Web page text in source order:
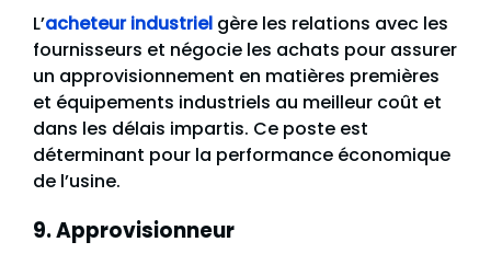
L’acheteur industriel gère les relations avec les
fournisseurs et négocie les achats pour assurer
un approvisionnement en matières premières
et équipements industriels au meilleur coût et
dans les délais impartis. Ce poste est
déterminant pour la performance économique
de l’usine.
9. Approvisionneur